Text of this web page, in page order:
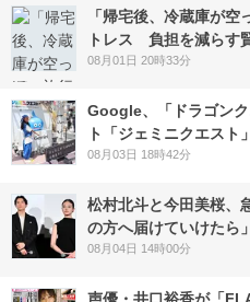
「帰宅後、冷蔵庫が
トレス 負担を減らす
08月01日 20時33分
Google、「ドラゴン
ト「ジェミニクエスト
08月03日 18時42分
松村北斗と今田美桜、
の方へ届けていけたら」
08月04日 14時00分
声優・井口裕香が「